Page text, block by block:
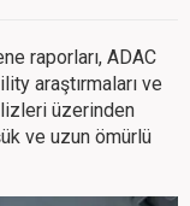
raporları, ADAC
araştırmaları ve
üzerinden
ve uzun ömürlü